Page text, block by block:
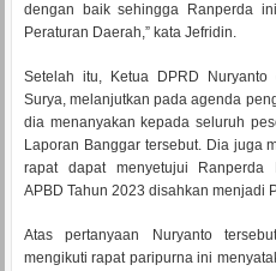
dengan baik sehingga Ranperda
Peraturan Daerah,” kata Jefridin.
Setelah itu, Ketua DPRD
Surya, melanjutkan pada agenda
dia menanyakan kepada seluruh
Laporan Banggar tersebut. Dia juga
rapat dapat menyetujui Ranperda
APBD Tahun 2023 disahkan menjadi
Atas pertanyaan Nuryanto
mengikuti rapat paripurna ini